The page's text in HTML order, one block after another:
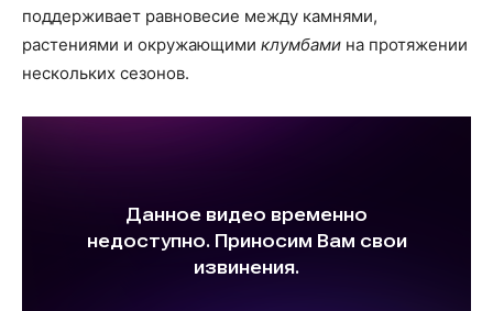
поддерживает равновесие между камнями,
растениями и окружающими клумбами на протяжении
нескольких сезонов.